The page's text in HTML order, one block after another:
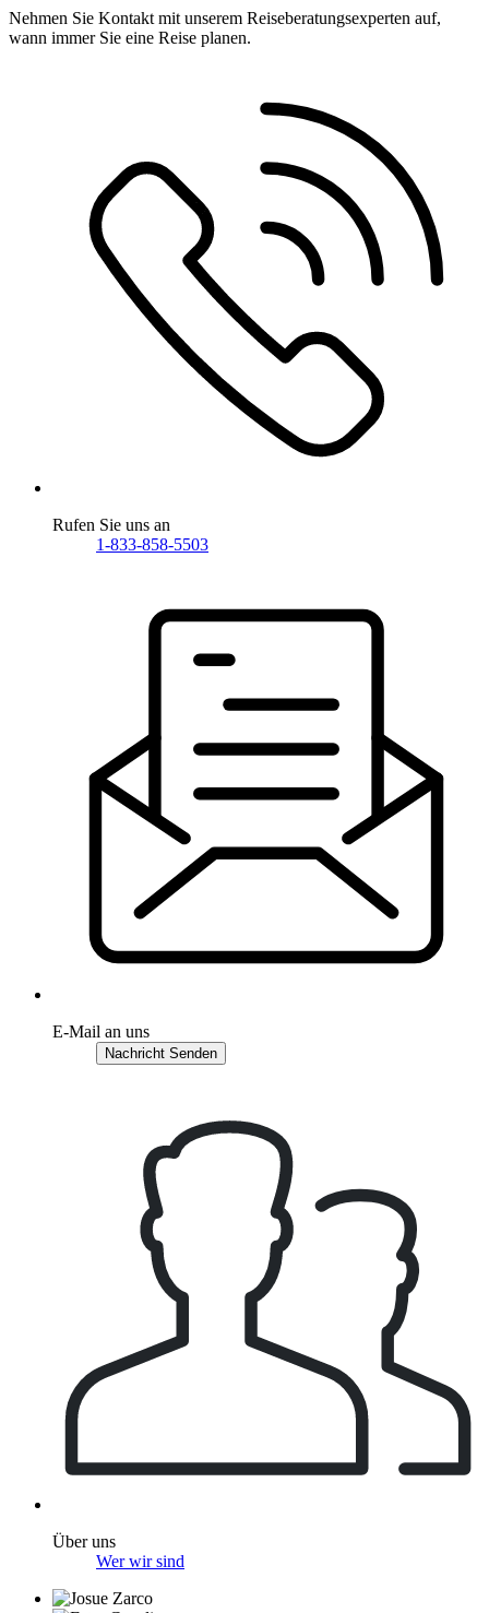
Nehmen Sie Kontakt mit unserem Reiseberatungsexperten auf,
wann immer Sie eine Reise planen.
Rufen Sie uns an
1-833-858-5503
E-Mail an uns
Nachricht Senden
Über uns
Wer wir sind